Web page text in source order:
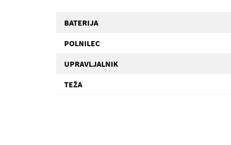
BATERIJA
POLNILEC
UPRAVLJALNIK
TEŽA